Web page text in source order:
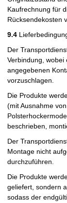
Kaufrechnung für
Rücksendekosten
9.4
Der
Verbindung, wobei
angegebenen
vorzuschlagen.
Die Produkte
(mit Ausnahme
beschrieben,
Der
Montage nicht
durchzuführen.
Die Produkte
geliefert, sondern
sodass der